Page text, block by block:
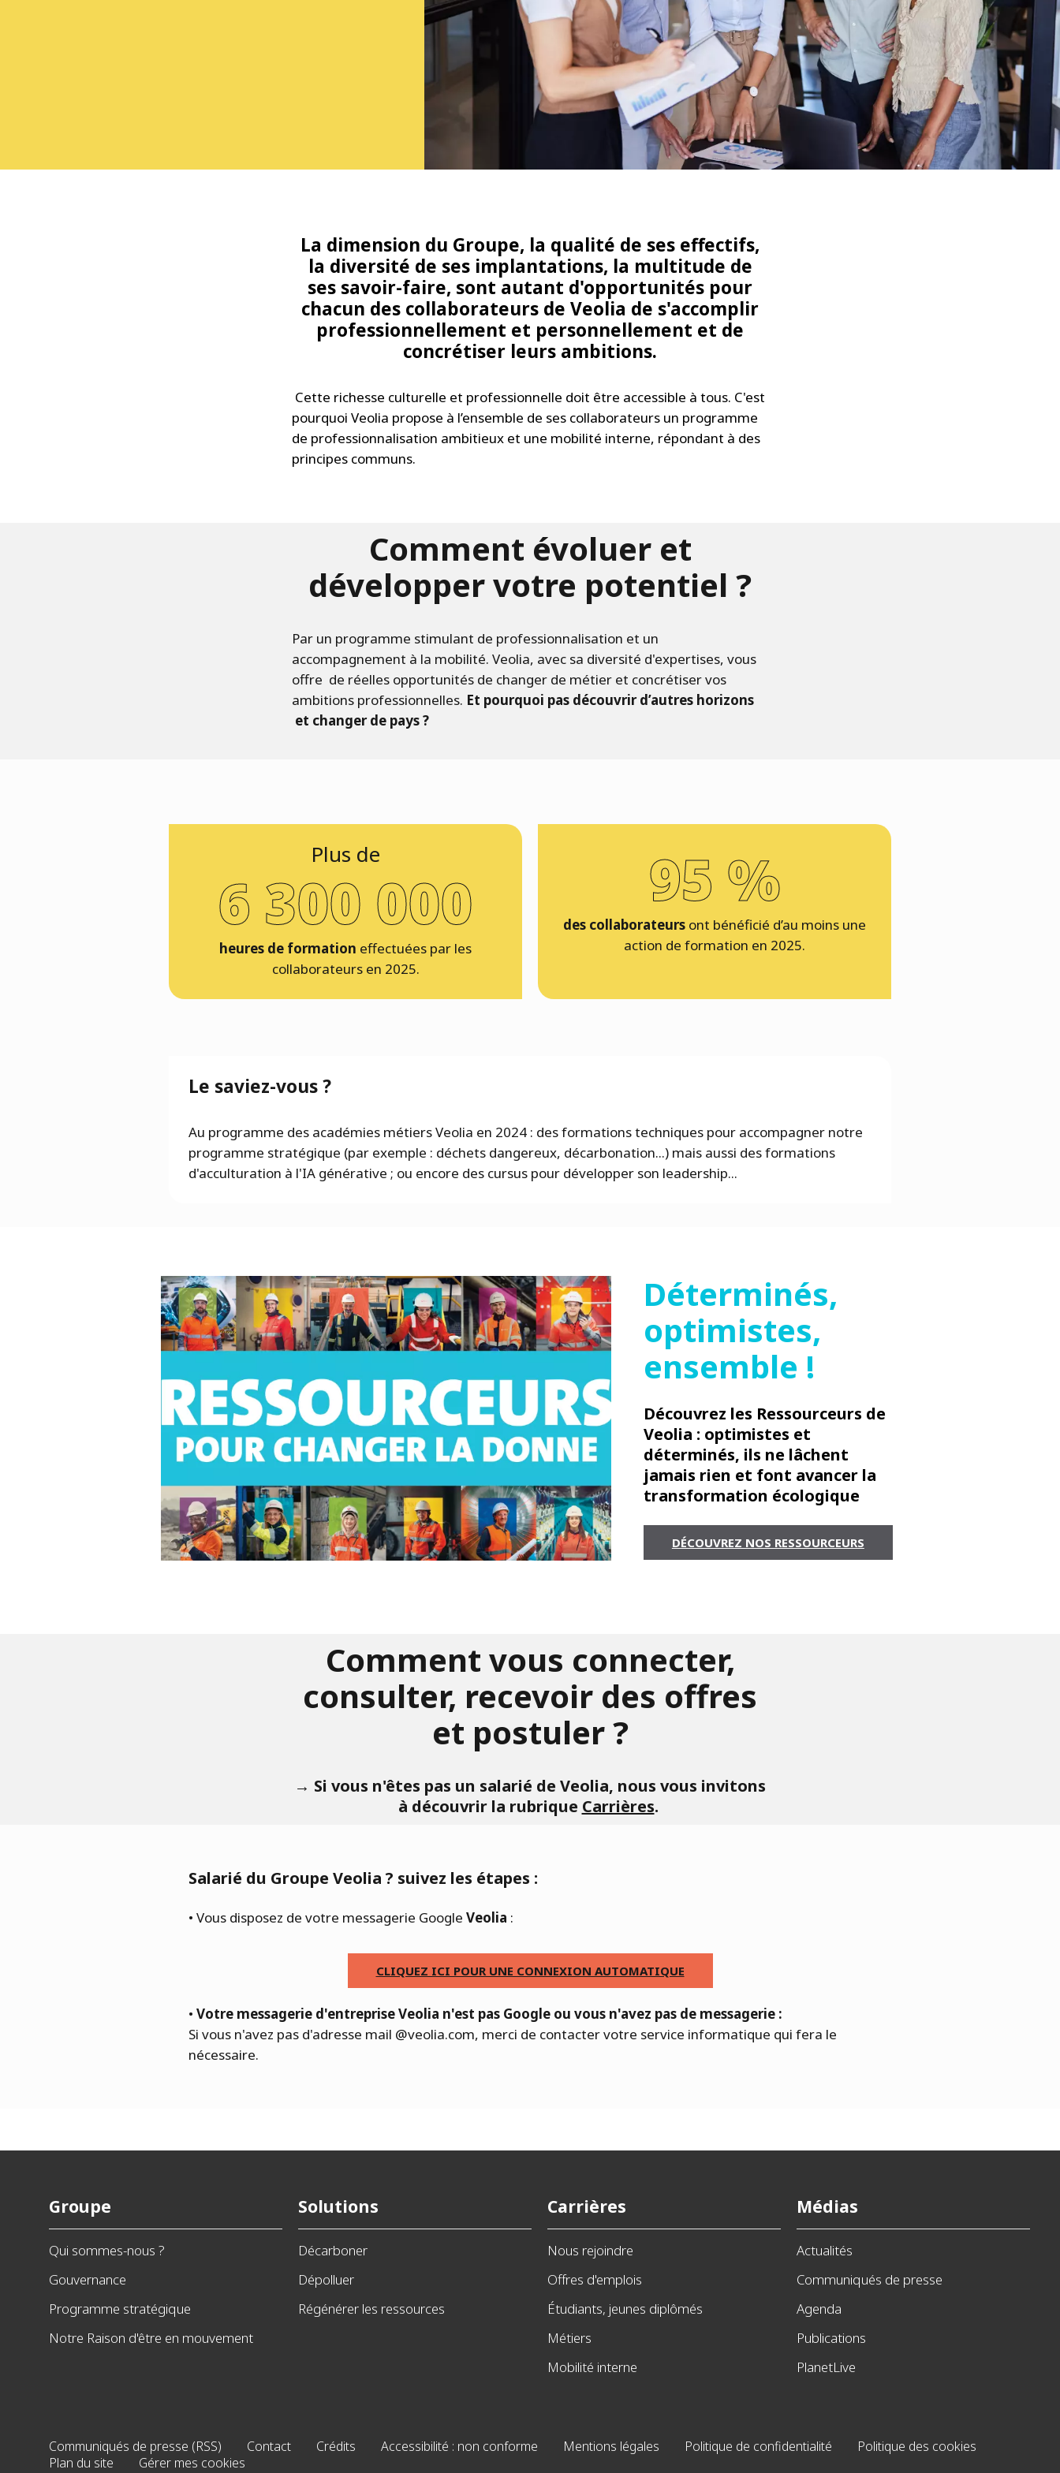
WATER TECHNOLOGIES
La dimension du Groupe, la qualité de ses effectifs,
la diversité de ses implantations, la multitude de
ses savoir-faire, sont autant d'opportunités pour
chacun des collaborateurs de Veolia de s'accomplir
professionnellement et personnellement et de
concrétiser leurs ambitions.
Cette richesse culturelle et professionnelle doit être accessible à tous. C'est
pourquoi Veolia propose à l’ensemble de ses collaborateurs un programme
de professionnalisation ambitieux et une mobilité interne, répondant à des
principes communs.
Comment évoluer et
développer votre potentiel ?
Par un programme stimulant de professionnalisation et un
accompagnement à la mobilité. Veolia, avec sa diversité d'expertises, vous
offre de réelles opportunités de changer de métier et concrétiser vos
ambitions professionnelles. Et pourquoi pas découvrir d’autres horizons
et changer de pays ?
Plus de
6 300 000
heures de formation effectuées par les
collaborateurs en 2025.
95 %
des collaborateurs ont bénéficié d’au moins une
action de formation en 2025.
Le saviez-vous ?
Au programme des académies métiers Veolia en 2024 : des formations techniques pour accompagner notre
programme stratégique (par exemple : déchets dangereux, décarbonation...) mais aussi des formations
d'acculturation à l'IA générative ; ou encore des cursus pour développer son leadership...
Déterminés,
optimistes,
ensemble !
Découvrez les Ressourceurs de
Veolia : optimistes et
déterminés, ils ne lâchent
jamais rien et font avancer la
transformation écologique
DÉCOUVREZ NOS RESSOURCEURS
Comment vous connecter,
consulter, recevoir des offres
et postuler ?
→ Si vous n'êtes pas un salarié de Veolia, nous vous invitons
à découvrir la rubrique Carrières.
Salarié du Groupe Veolia ? suivez les étapes :
• Vous disposez de votre messagerie Google Veolia :
CLIQUEZ ICI POUR UNE CONNEXION AUTOMATIQUE
• Votre messagerie d'entreprise Veolia n'est pas Google ou vous n'avez pas de messagerie :
Si vous n'avez pas d'adresse mail @veolia.com, merci de contacter votre service informatique qui fera le
nécessaire.
Groupe
Qui sommes-nous ?
Gouvernance
Programme stratégique
Notre Raison d'être en mouvement
Solutions
Décarboner
Dépolluer
Régénérer les ressources
Carrières
Nous rejoindre
Offres d'emplois
Étudiants, jeunes diplômés
Métiers
Mobilité interne
Médias
Actualités
Communiqués de presse
Agenda
Publications
PlanetLive
Communiqués de presse (RSS) Contact Crédits Accessibilité : non conforme Mentions légales Politique de confidentialité
Politique des cookies
Plan du site
Gérer mes cookies